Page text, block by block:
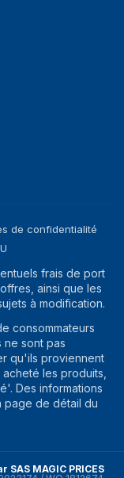
de confidentialité
frais de port
ainsi que les
à modification.
consommateurs
ne sont pas
qu'ils proviennent
les produits,
Des informations
page de détail du
MAGIC PRICES